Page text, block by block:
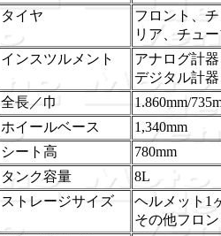
タイヤ
フロント、
リア、チュ
インスツルメント
アナログ計
デジタル計
全長／巾
1.860mm/
ホイールベース
1,340mm
シート高
780mm
タンク容量
8L
ストレージサイズ
ヘルメット1
その他フロ